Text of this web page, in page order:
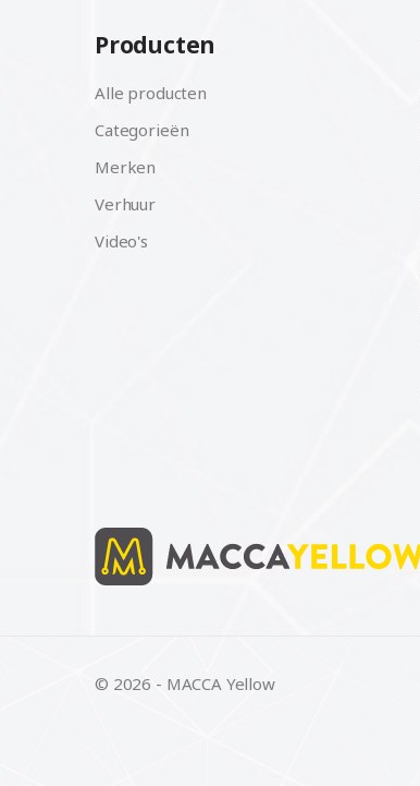
Producten
Alle producten
Categorieën
Merken
Verhuur
Video's
© 2026 - MACCA Yellow